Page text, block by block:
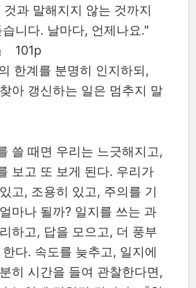
과 말해지지 않는 것까지
니다. 날마다, 언제나요."
101p
한계를 분명히 인지하되,
아 갱신하는 일은 멈추지 말
쓸 때면 우리는 느긋해지고,
보고 또 보게 된다. 우리가
고, 조용히 있고, 주의를 기
마나 될까? 일지를 쓰는 과
하고, 답을 모으고, 더 풍부
다. 속도를 늦추고, 일지에
히 시간을 들여 관찰한다면,